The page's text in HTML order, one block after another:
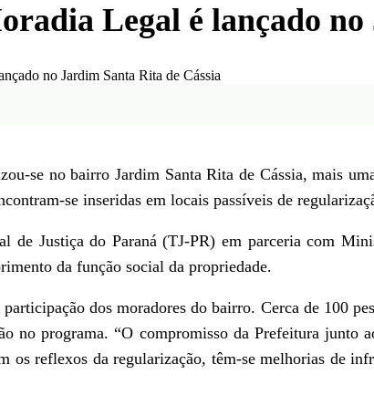
Legal é lançado
se no bairro Jardim Santa Rita de Cássia, mais
se inseridas em locais passíveis de
Justiça do Paraná (TJ-PR) em parceria com
da função social da propriedade.
dos moradores do bairro. Cerca de 100
no programa. “O compromisso da Prefeitura
os reflexos da regularização, têm-se melhorias de